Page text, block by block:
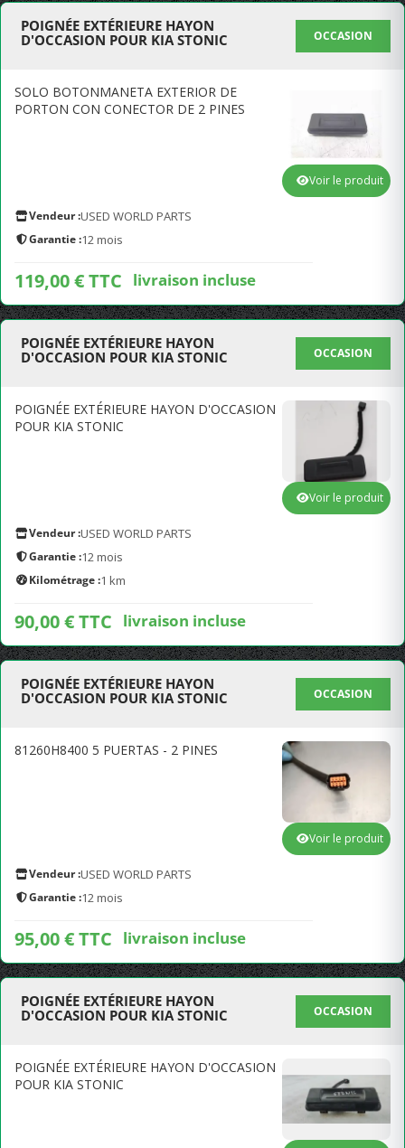
POIGNÉE EXTÉRIEURE HAYON
D'OCCASION POUR KIA STONIC
OCCASION
SOLO BOTONMANETA EXTERIOR DE
PORTON CON CONECTOR DE 2 PINES
Vendeur :USED WORLD PARTS
Garantie :12 mois
119,00 € TTC livraison incluse
Voir le produit
POIGNÉE EXTÉRIEURE HAYON
D'OCCASION POUR KIA STONIC
OCCASION
POIGNÉE EXTÉRIEURE HAYON D'OCCASION
POUR KIA STONIC
Vendeur :USED WORLD PARTS
Garantie :12 mois
Kilométrage :1 km
90,00 € TTC livraison incluse
Voir le produit
POIGNÉE EXTÉRIEURE HAYON
D'OCCASION POUR KIA STONIC
OCCASION
81260H8400 5 PUERTAS - 2 PINES
Vendeur :USED WORLD PARTS
Garantie :12 mois
95,00 € TTC livraison incluse
Voir le produit
POIGNÉE EXTÉRIEURE HAYON
D'OCCASION POUR KIA STONIC
OCCASION
POIGNÉE EXTÉRIEURE HAYON D'OCCASION
POUR KIA STONIC